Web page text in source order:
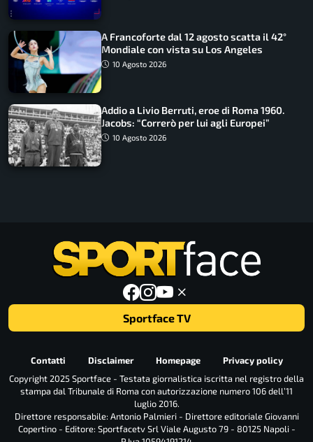
A Francoforte dal 12 agosto scatta il 42°
Mondiale con vista su Los Angeles
10 Agosto 2026
Addio a Livio Berruti, eroe di Roma 1960.
Jacobs: “Correrò per lui agli Europei”
10 Agosto 2026
Sportface TV
Contatti Disclaimer Homepage
Privacy policy
Copyright 2025 Sportface - Testata giornalistica iscritta nel registro della
stampa dal Tribunale di Roma con autorizzazione numero 106 dell’11
luglio 2016.
Direttore responsabile: Antonio Palmieri - Direttore editoriale Giovanni
Copertino - Editore: Sportfacetv Srl Viale Augusto 79 - 80125 Napoli -